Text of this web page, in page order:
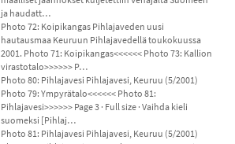
ja haudatt…
Photo 72: Koipikangas Pihlajaveden uusi
hautausmaa Keuruun Pihlajavedellä toukokuussa
2001. Photo 71: Koipikangas<<<<<< Photo 73: Kallion
virastotalo>>>>>> P…
Photo 80: Pihlajavesi Pihlajavesi, Keuruu (5/2001)
Photo 79: Ympyrätalo<<<<<< Photo 81:
Pihlajavesi>>>>>> Page 3 · Full size · Vaihda kieli
suomeksi [Pihlaj…
Photo 81: Pihlajavesi Pihlajavesi, Keuruu (5/2001)